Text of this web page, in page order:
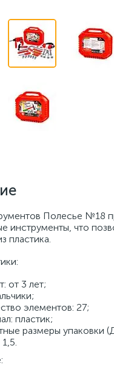
Полесье №18
инструменты, что
пластика.
от 3 лет;
элементов: 27;
пластик;
размеры упаковки
1,5.